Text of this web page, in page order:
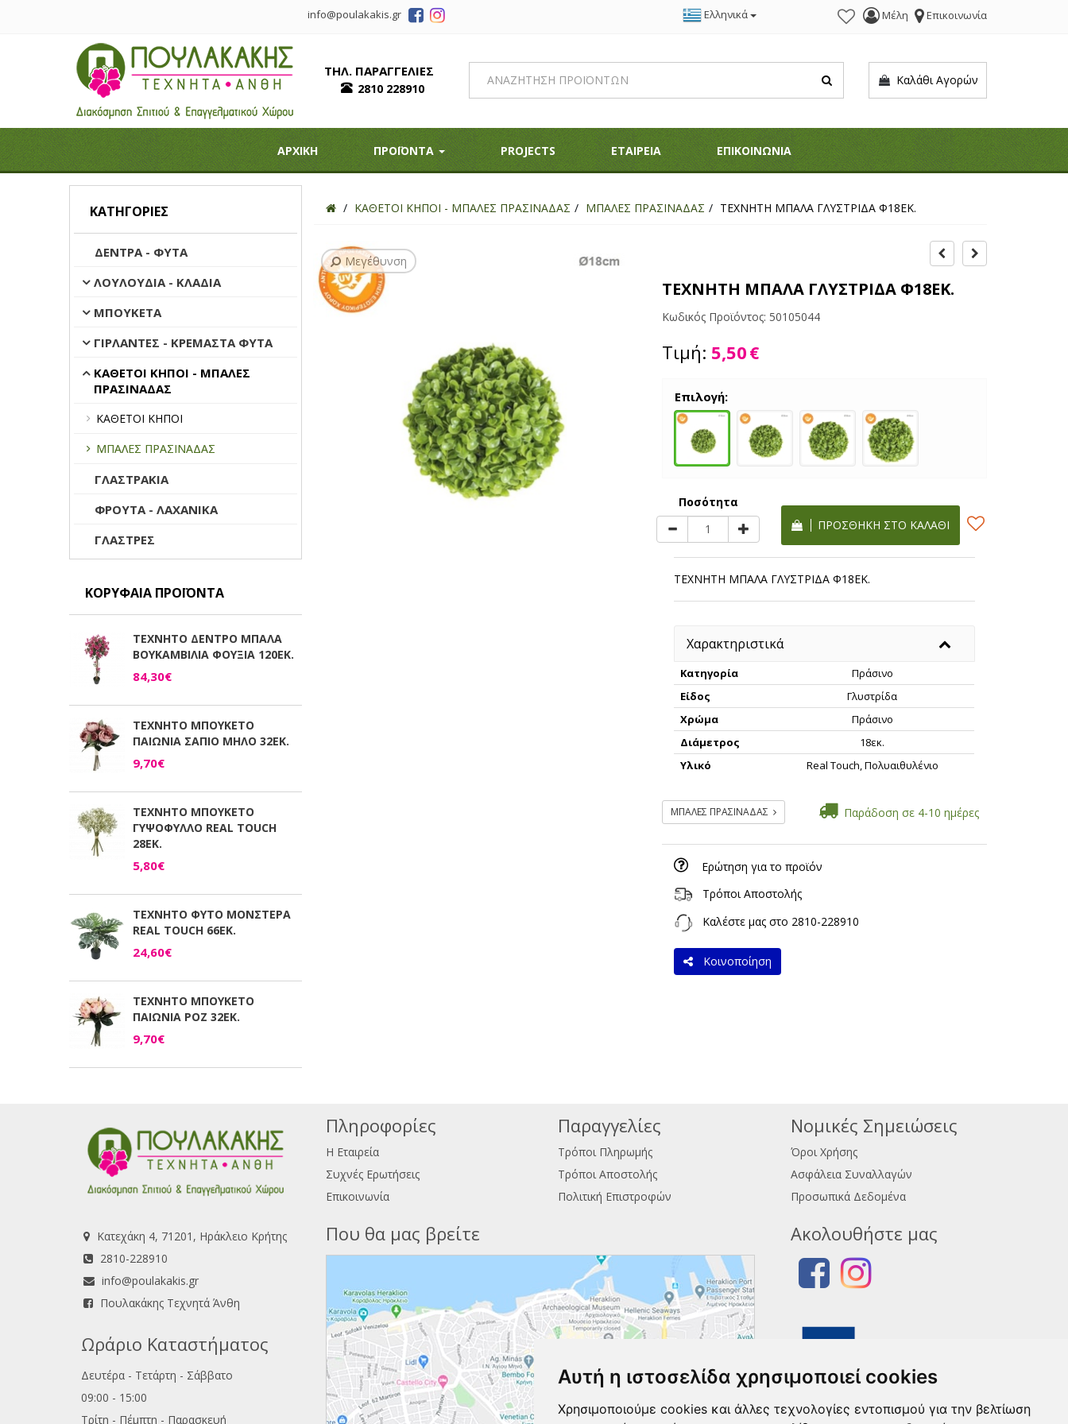
Αυτή η ιστοσελίδα χρησιμοποιεί cookies
Χρησιμοποιούμε cookies και άλλες τεχνολογίες εντοπισμού για την βελτίωση
info@poulakakis.gr Ελληνικά Μέλη Επικοινωνία
ΤΗΛ. ΠΑΡΑΓΓΕΛΙΕΣ
2810 228910
Καλάθι Αγορών
ΑΡΧΙΚΗ ΠΡΟΪΟΝΤΑ PROJECTS ΕΤΑΙΡΕΙΑ ΕΠΙΚΟΙΝΩΝΙΑ
ΚΑΤΗΓΟΡΊΕΣ
ΔΕΝΤΡΑ - ΦΥΤΑ
ΛΟΥΛΟΥΔΙΑ - ΚΛΑΔΙΑ
ΜΠΟΥΚΕΤΑ
ΓΙΡΛΑΝΤΕΣ - ΚΡΕΜΑΣΤΑ ΦΥΤΑ
ΚΑΘΕΤΟΙ ΚΗΠΟΙ - ΜΠΑΛΕΣ
ΠΡΑΣΙΝΑΔΑΣ
ΚΑΘΕΤΟΙ ΚΗΠΟΙ
ΜΠΑΛΕΣ ΠΡΑΣΙΝΑΔΑΣ
ΓΛΑΣΤΡΑΚΙΑ
ΦΡΟΥΤΑ - ΛΑΧΑΝΙΚΑ
ΓΛΑΣΤΡΕΣ
ΚΟΡΥΦΑΊΑ ΠΡΟΪΌΝΤΑ
ΤΕΧΝΗΤΟ ΔΕΝΤΡΟ ΜΠΑΛΑ
ΒΟΥΚΑΜΒΙΛΙΑ ΦΟΥΞΙΑ 120ΕΚ.
84,30€
ΤΕΧΝΗΤΟ ΜΠΟΥΚΕΤΟ
ΠΑΙΩΝΙΑ ΣΑΠΙΟ ΜΗΛΟ 32ΕΚ.
9,70€
ΤΕΧΝΗΤΟ ΜΠΟΥΚΕΤΟ
ΓΥΨΟΦΥΛΛΟ REAL TOUCH
28ΕΚ.
5,80€
ΤΕΧΝΗΤΟ ΦΥΤΟ ΜΟΝΣΤΕΡΑ
REAL TOUCH 66ΕΚ.
24,60€
ΤΕΧΝΗΤΟ ΜΠΟΥΚΕΤΟ
ΠΑΙΩΝΙΑ ΡΟΖ 32ΕΚ.
9,70€
ΚΑΘΕΤΟΙ ΚΗΠΟΙ - ΜΠΑΛΕΣ ΠΡΑΣΙΝΑΔΑΣ ΜΠΑΛΕΣ ΠΡΑΣΙΝΑΔΑΣ ΤΕΧΝΗΤΗ ΜΠΑΛΑ ΓΛΥΣΤΡΙΔΑ Φ18ΕΚ.
Μεγέθυνση
ΤΕΧΝΗΤΗ ΜΠΑΛΑ ΓΛΥΣΤΡΙΔΑ Φ18ΕΚ.
Κωδικός Προϊόντος: 50105044
Τιμή: 5,50€
Επιλογή:
Ποσότητα
ΠΡΟΣΘΉΚΗ ΣΤΟ ΚΑΛΆΘΙ
ΤΕΧΝΗΤΗ ΜΠΑΛΑ ΓΛΥΣΤΡΙΔΑ Φ18ΕΚ.
Χαρακτηριστικά
Κατηγορία
Πράσινο
Είδος
Γλυστρίδα
Χρώμα
Πράσινο
Διάμετρος
18εκ.
Υλικό
Real Touch, Πολυαιθυλένιο
ΜΠΑΛΕΣ ΠΡΑΣΙΝΑΔΑΣ Παράδοση σε 4-10 ημέρες
Ερώτηση για το προϊόν
Τρόποι Αποστολής
Καλέστε μας στο 2810-228910
Κοινοποίηση
Πληροφορίες
Η Εταιρεία
Συχνές Ερωτήσεις
Επικοινωνία
Παραγγελίες
Τρόποι Πληρωμής
Τρόποι Αποστολής
Πολιτική Επιστροφών
Νομικές Σημειώσεις
Όροι Χρήσης
Ασφάλεια Συναλλαγών
Προσωπικά Δεδομένα
Κατεχάκη 4, 71201, Ηράκλειο Κρήτης
2810-228910
info@poulakakis.gr
Πουλακάκης Τεχνητά Άνθη
Ωράριο Καταστήματος
Δευτέρα - Τετάρτη - Σάββατο
09:00 - 15:00
Τρίτη - Πέμπτη - Παρασκευή
Που θα μας βρείτε Ακολουθήστε μας